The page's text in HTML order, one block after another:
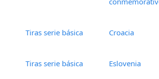
Tiras serie básica Croacia
Tiras serie básica Eslovenia